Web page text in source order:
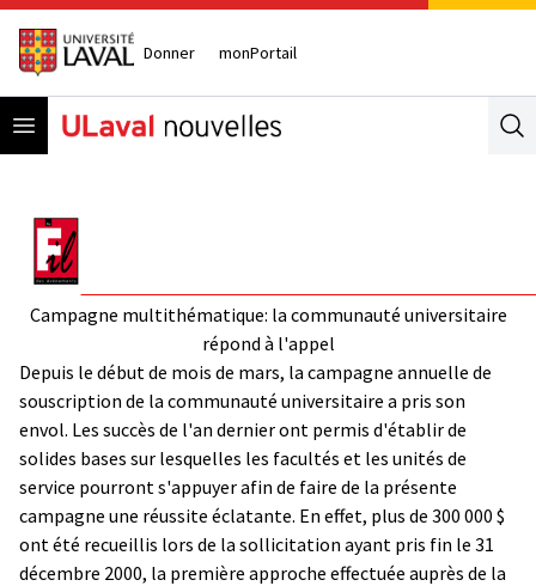
Donner monPortail
Open menu
Campagne multithématique: la communauté universitaire
répond à l'appel
Depuis le début de mois de mars, la campagne annuelle de
souscription de la communauté universitaire a pris son
envol. Les succès de l'an dernier ont permis d'établir de
solides bases sur lesquelles les facultés et les unités de
service pourront s'appuyer afin de faire de la présente
campagne une réussite éclatante. En effet, plus de 300 000 $
ont été recueillis lors de la sollicitation ayant pris fin le 31
décembre 2000, la première approche effectuée auprès de la